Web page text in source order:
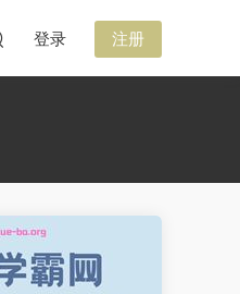
登录 注册